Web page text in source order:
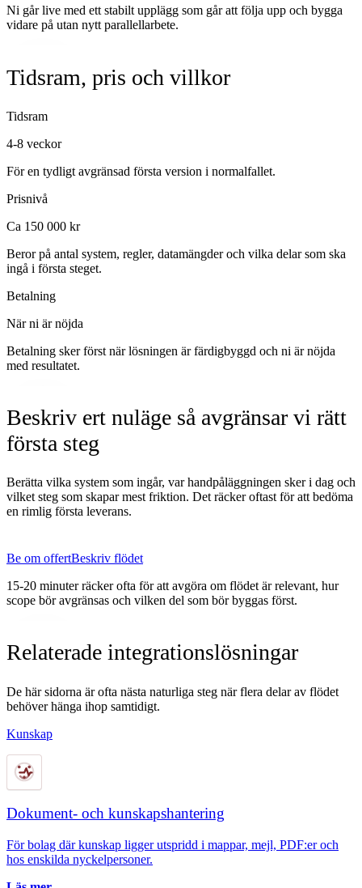
Ni går live med ett stabilt upplägg som går att följa upp och bygga
vidare på utan nytt parallellarbete.
Tidsram, pris och villkor
Tidsram
4-8 veckor
För en tydligt avgränsad första version i normalfallet.
Prisnivå
Ca 150 000 kr
Beror på antal system, regler, datamängder och vilka delar som ska
ingå i första steget.
Betalning
När ni är nöjda
Betalning sker först när lösningen är färdigbyggd och ni är nöjda
med resultatet.
Beskriv ert nuläge så avgränsar vi rätt
första steg
Berätta vilka system som ingår, var handpåläggningen sker i dag och
vilket steg som skapar mest friktion. Det räcker oftast för att bedöma
en rimlig första leverans.
Be om offertBeskriv flödet
15-20 minuter räcker ofta för att avgöra om flödet är relevant, hur
scope bör avgränsas och vilken del som bör byggas först.
Relaterade integrationslösningar
De här sidorna är ofta nästa naturliga steg när flera delar av flödet
behöver hänga ihop samtidigt.
Kunskap
Dokument- och kunskapshantering
För bolag där kunskap ligger utspridd i mappar, mejl, PDF:er och
hos enskilda nyckelpersoner.